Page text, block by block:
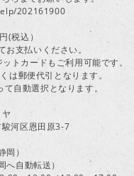
202161900
(税込）
お支払いください。
トカードもご利用可能です。
は郵便代引となります。
自動選択となります。
河区恩田原3-7
）
自動転送）